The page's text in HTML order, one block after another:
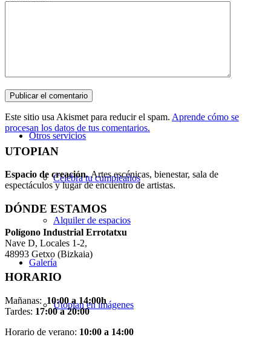
Música
Otros servicios
Celebra tu cumpleaños
Alquiler de espacios
Galería
Utopian en imágenes
Este sitio usa Akismet para reducir el spam. Aprende cómo se
procesan los datos de tus comentarios.
UTOPIAN
Espacio de creación.Artes escénicas, bienestar, sala de
espectáculos y lugar de encuentro de artistas.
DÓNDE ESTAMOS
Polígono Industrial Errotatxu
Nave D, Locales 1-2,
48993 Getxo (Bizkaia)
HORARIO
Mañanas: 10:00 a 14:00h
Tardes: 17:00 a 20:00
Horario de verano: 10:00 a 14:00